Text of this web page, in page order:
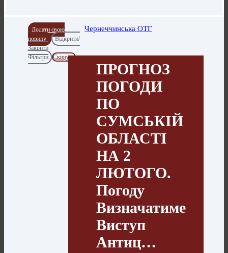
Додати свою
новину
Відкрити/
Закрити
Фільтри
Скинути
Чернеччинська ОТГ
ПРОГНОЗ
ПОГОДИ
ПО
СУМСЬКІЙ
ОБЛАСТІ
НА 2
ЛЮТОГО.
Погоду
Визначатиме
Виступ
Антиц…